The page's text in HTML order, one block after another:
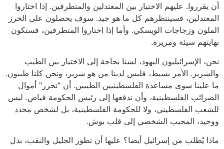
أن يقرروا. عليهم الاختيار بين المعتدلين والمتطرفين. إذا اختاروا
المعتدلين، فسينتظرهم كل ما هو جيد. سوف يحصلون على الخرز
الملون وزجاجات الويسكي. وأما إذا اختاروا المتطرفين، فستكون
نهايتهم سيئة ومريرة.
نحن، الإسرائيليون اليهود، لسنا بحاجة إلى الاختيار بين الطيب
والشرير. الأمر بسيط، فليس لدينا من هو شرير، ونحن كلنا طيبون.
ما علينا سوى مساعدة الفلسطينيين الطيبين. أن "نحرر" أموال
الضرائب الفلسطينية، وأن ندفعها إلى رئيس الحكومة فياض. ليس
للشعب الفلسطيني، ولا للحكومة الفلسطينية، بل لشخص محدد
ووحيد، المحبب الشخصي إلى قلب بوش.
ماذا يُطلب من إسرائيل أيضا؟ عليها أن تطور الجليل والنقب، بدل